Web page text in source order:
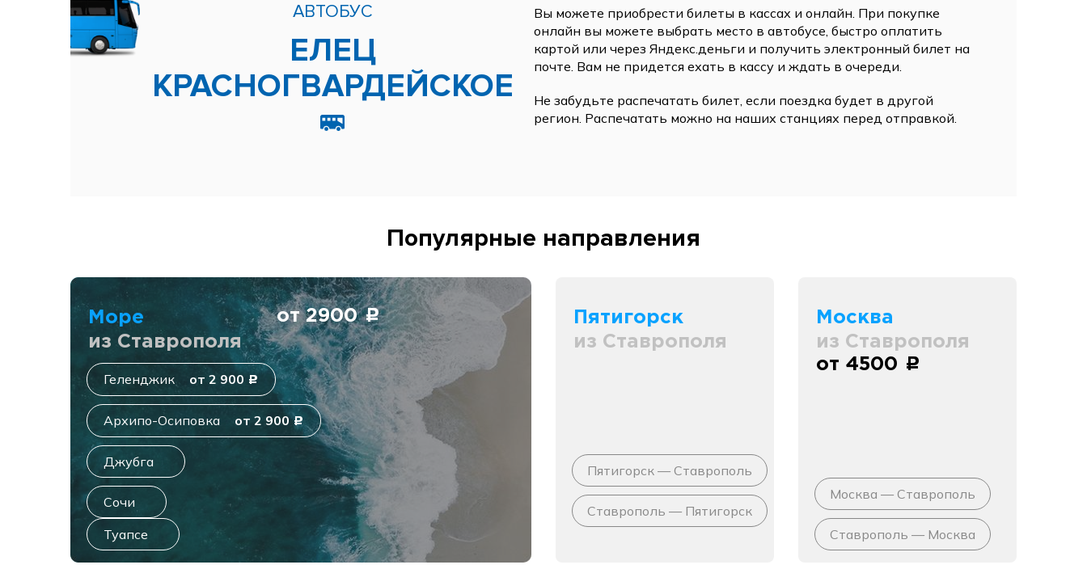
АВТОБУС
ЕЛЕЦ
КРАСНОГВАРДЕЙСКОЕ
Вы можете приобрести билеты в кассах и онлайн. При покупке
онлайн вы можете выбрать место в автобусе, быстро оплатить
картой или через Яндекс.деньги и получить электронный билет на
почте. Вам не придется ехать в кассу и ждать в очереди.
Не забудьте распечатать билет, если поездка будет в другой
регион. Распечатать можно на наших станциях перед отправкой.
Популярные направления
Море
из Ставрополя
от 2900c
Геленджик от 2 900 c
Архипо-Осиповка от 2 900c
Джубга
Сочи
Туапсе
Пятигорск
из Ставрополя
Пятигорск — Ставрополь
Ставрополь — Пятигорск
Москва
из Ставрополя
от 4500 c
Москва — Ставрополь
Ставрополь — Москва